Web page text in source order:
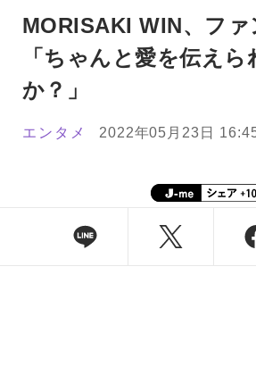
MORISAKI WIN、フ
「ちゃんと愛を伝え
か？」
エンタメ 2022年05月23日